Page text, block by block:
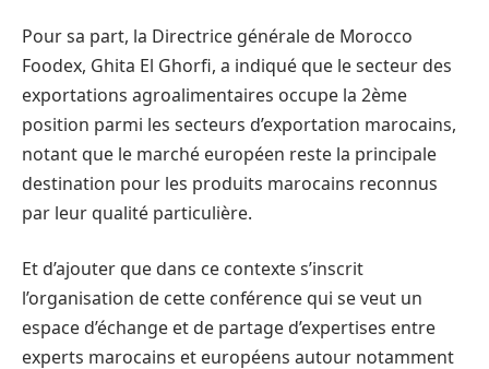
Pour sa part, la Directrice générale de Morocco
Foodex, Ghita El Ghorfi, a indiqué que le secteur des
exportations agroalimentaires occupe la 2ème
position parmi les secteurs d’exportation marocains,
notant que le marché européen reste la principale
destination pour les produits marocains reconnus
par leur qualité particulière.
Et d’ajouter que dans ce contexte s’inscrit
l’organisation de cette conférence qui se veut un
espace d’échange et de partage d’expertises entre
experts marocains et européens autour notamment